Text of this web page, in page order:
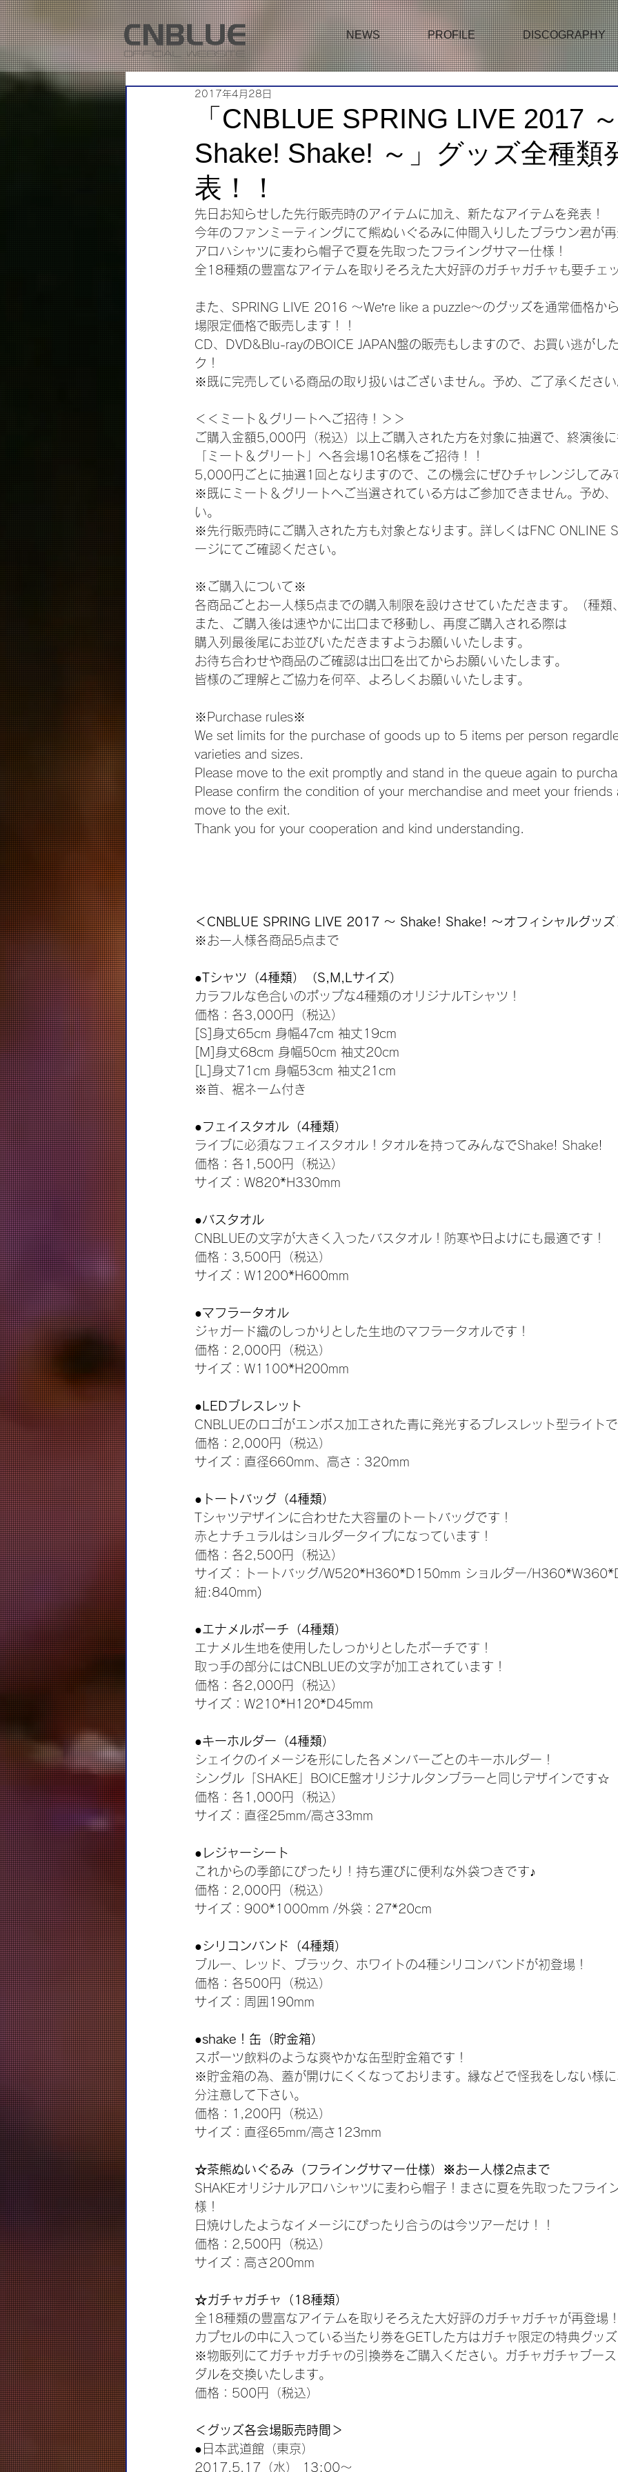
NEWS PROFILE DISCOGRAPHY
「CNBLUE SPRING LIVE 2017
Shake! Shake! ～」グッズ全種類
表！！
2017年4月28日
先日お知らせした先行販売時のアイテムに加え、新たなアイテムを発表！
今年のファンミーティングにて熊ぬいぐるみに仲間入りしたブラウン君が
アロハシャツに麦わら帽子で夏を先取ったフライングサマー仕様！
全18種類の豊富なアイテムを取りそろえた大好評のガチャガチャも要チェ
また、SPRING LIVE 2016 ～We’re like a puzzle～のグッズを通常価格か
場限定価格で販売します！！
CD、DVD&Blu-rayのBOICE JAPAN盤の販売もしますので、お買い逃がし
ク！
※既に完売している商品の取り扱いはございません。予め、ご了承くださ
＜＜ミート＆グリートへご招待！＞＞
ご購入金額5,000円（税込）以上ご購入された方を対象に抽選で、終演後
「ミート＆グリート」へ各会場10名様をご招待！！
5,000円ごとに抽選1回となりますので、この機会にぜひチャレンジしてみ
※既にミート＆グリートへご当選されている方はご参加できません。予め
い。
※先行販売時にご購入された方も対象となります。詳しくはFNC ONLINE
ージにてご確認ください。
※ご購入について※
各商品ごとお一人様5点までの購入制限を設けさせていただきます。（種類
また、ご購入後は速やかに出口まで移動し、再度ご購入される際は
購入列最後尾にお並びいただきますようお願いいたします。
お待ち合わせや商品のご確認は出口を出てからお願いいたします。
皆様のご理解とご協力を何卒、よろしくお願いいたします。
※Purchase rules※
We set limits for the purchase of goods up to 5 items per person
varieties and sizes.
Please move to the exit promptly and stand in the queue again to
Please confirm the condition of your merchandise and meet your
move to the exit.
Thank you for your cooperation and kind understanding.
＜CNBLUE SPRING LIVE 2017 ～ Shake! Shake! ～オフィシャルグッズ
※お一人様各商品5点まで
●Tシャツ（4種類）（S,M,Lサイズ）
カラフルな色合いのポップな4種類のオリジナルTシャツ！
価格：各3,000円（税込）
[S]身丈65cm 身幅47cm 袖丈19cm
[M]身丈68cm 身幅50cm 袖丈20cm
[L]身丈71cm 身幅53cm 袖丈21cm
※首、裾ネーム付き
●フェイスタオル（4種類）
ライブに必須なフェイスタオル！タオルを持ってみんなでShake! Shake!
価格：各1,500円（税込）
サイズ：W820*H330mm
●バスタオル
CNBLUEの文字が大きく入ったバスタオル！防寒や日よけにも最適です！
価格：3,500円（税込）
サイズ：W1200*H600mm
●マフラータオル
ジャガード織のしっかりとした生地のマフラータオルです！
価格：2,000円（税込）
サイズ：W1100*H200mm
●LEDブレスレット
CNBLUEのロゴがエンボス加工された青に発光するブレスレット型ライト
価格：2,000円（税込）
サイズ：直径660mm、高さ：320mm
●トートバッグ（4種類）
Tシャツデザインに合わせた大容量のトートバッグです！
赤とナチュラルはショルダータイプになっています！
価格：各2,500円（税込）
サイズ：トートバッグ/W520*H360*D150mm ショルダー/
紐:840mm)
●エナメルポーチ（4種類）
エナメル生地を使用したしっかりとしたポーチです！
取っ手の部分にはCNBLUEの文字が加工されています！
価格：各2,000円（税込）
サイズ：W210*H120*D45mm
●キーホルダー（4種類）
シェイクのイメージを形にした各メンバーごとのキーホルダー！
シングル「SHAKE」BOICE盤オリジナルタンブラーと同じデザインです☆
価格：各1,000円（税込）
サイズ：直径25mm/高さ33mm
●レジャーシート
これからの季節にぴったり！持ち運びに便利な外袋つきです♪
価格：2,000円（税込）
サイズ：900*1000mm /外袋：27*20cm
●シリコンバンド（4種類）
ブルー、レッド、ブラック、ホワイトの4種シリコンバンドが初登場！
価格：各500円（税込）
サイズ：周囲190mm
●shake！缶（貯金箱）
スポーツ飲料のような爽やかな缶型貯金箱です！
※貯金箱の為、蓋が開けにくくなっております。縁などで怪我をしない様
分注意して下さい。
価格：1,200円（税込）
サイズ：直径65mm/高さ123mm
☆茶熊ぬいぐるみ（フライングサマー仕様）※お一人様2点まで
SHAKEオリジナルアロハシャツに麦わら帽子！まさに夏を先取ったフライ
様！
日焼けしたようなイメージにぴったり合うのは今ツアーだけ！！
価格：2,500円（税込）
サイズ：高さ200mm
☆ガチャガチャ（18種類）
全18種類の豊富なアイテムを取りそろえた大好評のガチャガチャが再登場
カプセルの中に入っている当たり券をGETした方はガチャ限定の特典グッ
※物販列にてガチャガチャの引換券をご購入ください。ガチャガチャブー
ダルを交換いたします。
価格：500円（税込）
＜グッズ各会場販売時間＞
●日本武道館（東京）
2017.5.17（水） 13:00～